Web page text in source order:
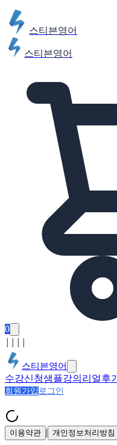
스티븐영어
스티븐영어
0
스티븐영어
수강신청샘플강의 리얼후기
회원가입 로그인
이용약관 | 개인정보처리방침